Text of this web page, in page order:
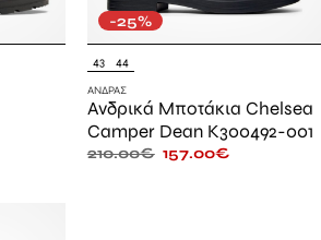
-25%
43 44
ΆΝΔΡΑΣ
Ανδρικά Μποτάκια Chelsea
Camper Dean K300492-001
210.00€ 157.00€